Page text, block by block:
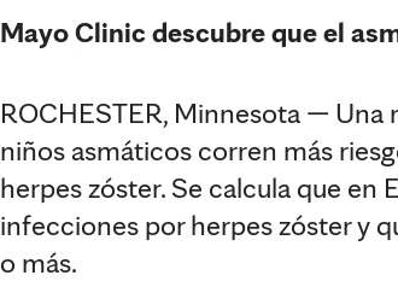
Mayo Clinic descubre que el
ROCHESTER, Minnesota —
niños asmáticos corren más
herpes zóster. Se calcula que en
infecciones por herpes zóster y
o más.